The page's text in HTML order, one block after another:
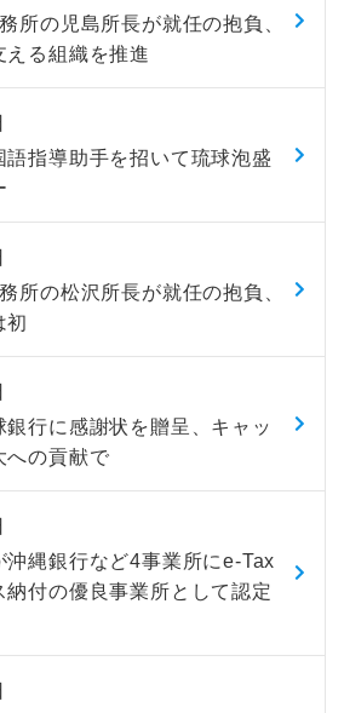
所の児島所長が就任の抱負、
える組織を推進
指導助手を招いて琉球泡盛
所の松沢所長が就任の抱負、
初
行に感謝状を贈呈、キャッ
への貢献で
沖縄銀行など4事業所にe-Tax
付の優良事業所として認定